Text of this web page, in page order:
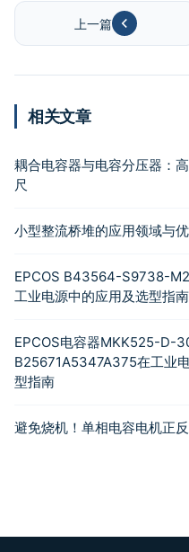
上一篇
相关文章
耦合电容器与电容分压器：
尺
小型整流桥堆的应用领域与
EPCOS B43564-S9738-
工业电源中的应用及选型指南
EPCOS电容器MKK525-D-
B25671A5347A375在工业
型指南
避免烧机！单相电容电机正